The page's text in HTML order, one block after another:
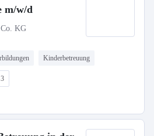
m/w/d
KG
Kinderbetreuung
3